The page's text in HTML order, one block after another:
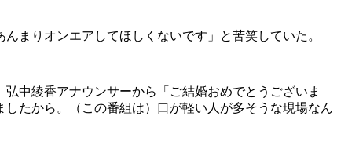
まりオンエアしてほしくないです」と苦笑していた。
中綾香アナウンサーから「ご結婚おめでとうございま
たから。（この番組は）口が軽い人が多そうな現場なん